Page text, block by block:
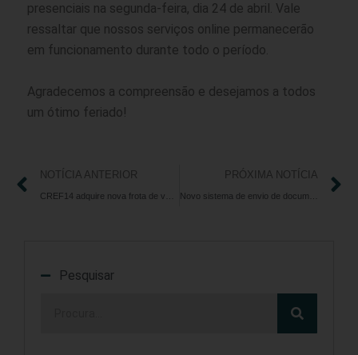
presenciais na segunda-feira, dia 24 de abril. Vale
ressaltar que nossos serviços online permanecerão
em funcionamento durante todo o período.
Agradecemos a compreensão e desejamos a todos
um ótimo feriado!
NOTÍCIA ANTERIOR PRÓXIMA NOTÍCIA
Pesquisar